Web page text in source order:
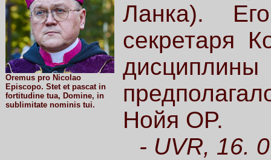
Oremus pro Nicolao
Episcopo. Stet et pascat in
fortitudine tua, Domine, in
sublimitate nominis tui.
Ланка).
секретаря
Нойя OP.
- UVR, 16.